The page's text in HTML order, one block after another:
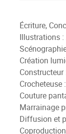
Écriture,
Illustrations :
Création
Constructeur
Crocheteuse :
Couture
Marrainage
Diffusion et